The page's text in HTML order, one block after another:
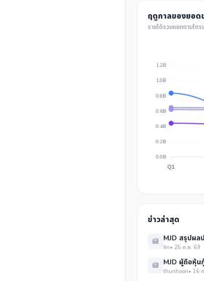
ฤดูกาลของยอด
รายได้รวมแยกตามไต
1.2B
1.0B
0.8B
0.6B
0.4B
0.2B
0.0B
Q1
ข่าวล่าสุด
MJD สรุปผล
fin• 25 ก.ค. 69
MJD ผู้ถือหุ้น
thunhoon• 16